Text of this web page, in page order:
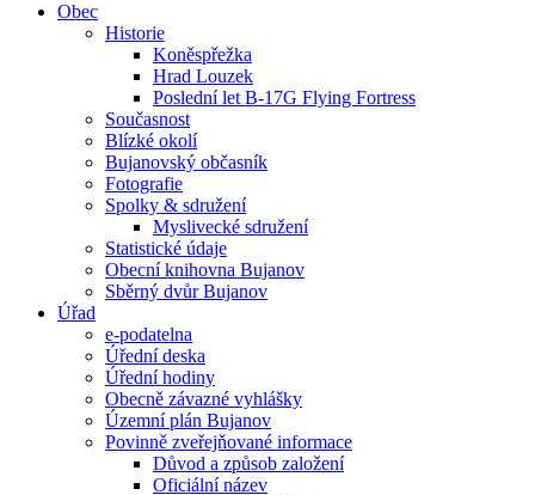
Obec
Historie
Koněspřežka
Hrad Louzek
Poslední let B-17G Flying Fortress
Současnost
Blízké okolí
Bujanovský občasník
Fotografie
Spolky & sdružení
Myslivecké sdružení
Statistické údaje
Obecní knihovna Bujanov
Sběrný dvůr Bujanov
Úřad
e-podatelna
Úřední deska
Úřední hodiny
Obecně závazné vyhlášky
Územní plán Bujanov
Povinně zveřejňované informace
Důvod a způsob založení
Oficiální název